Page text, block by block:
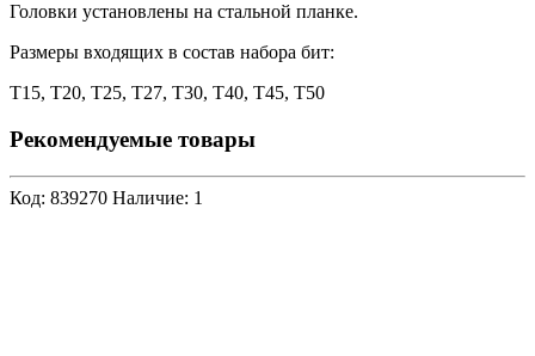
Головки установлены на стальной планке.
Размеры входящих в состав набора бит:
T15, T20, T25, T27, T30, T40, T45, T50
Рекомендуемые товары
Код: 839270 Наличие: 1